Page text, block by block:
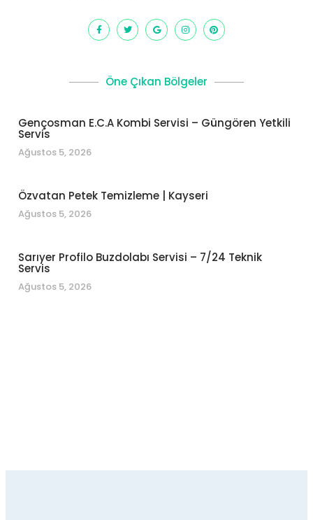
Öne Çıkan Bölgeler
Gençosman E.C.A Kombi Servisi – Güngören Yetkili
Servis
Ağustos 5, 2026
Özvatan Petek Temizleme | Kayseri
Ağustos 5, 2026
Sarıyer Profilo Buzdolabı Servisi – 7/24 Teknik
Servis
Ağustos 5, 2026